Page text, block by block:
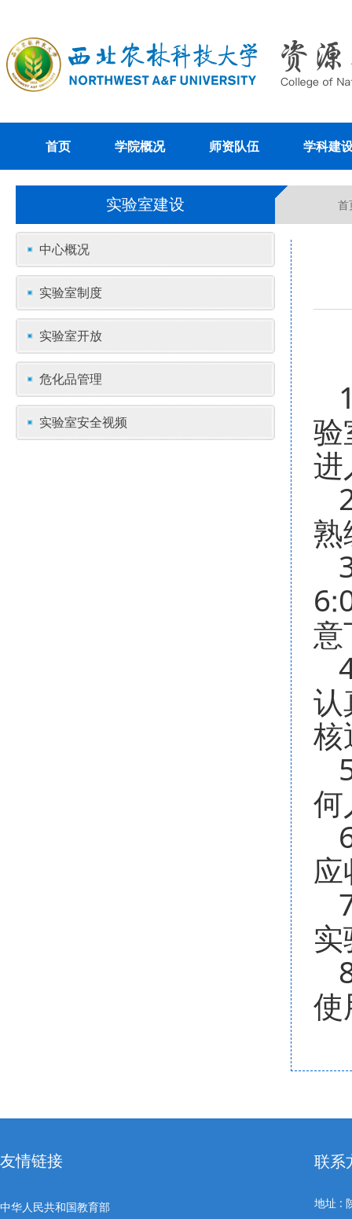
首页 学院概况 师资队伍 学科建
实验室建设 首
中心概况
实验室制度
实验室开放
危化品管理
实验室安全视频
验
进
意
认
核
何
使
友情链接
中华人民共和国教育部
联系
地址 :